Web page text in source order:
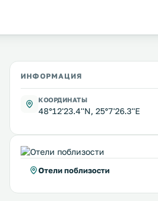
ИНФОРМАЦИЯ
КООРДИНАТЫ
48°12'23.4''N, 25°7'26.3''E
Отели поблизости